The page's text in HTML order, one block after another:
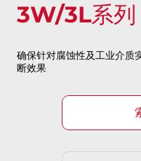
3W/3L系列
确保针对腐蚀性及工业介质
断效果